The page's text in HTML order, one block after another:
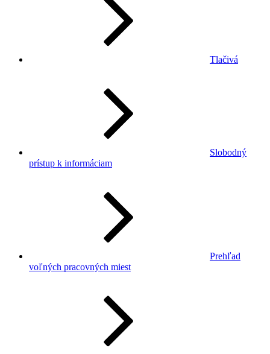
Tlačivá
Slobodný
prístup k informáciam
Prehľad
voľných pracovných miest